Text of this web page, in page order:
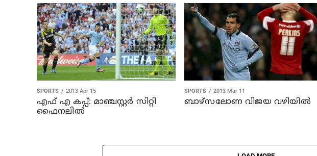
SPORTS 2013 Apr 15
എഫ് എ കപ്പ്: മാഞ്ചസ്റ്റര്‍ സിറ്റി
ഫൈനലില്‍
SPORTS 2013 Mar 11
ബാഴ്‌സലോണ വിജയ വഴിയില്‍